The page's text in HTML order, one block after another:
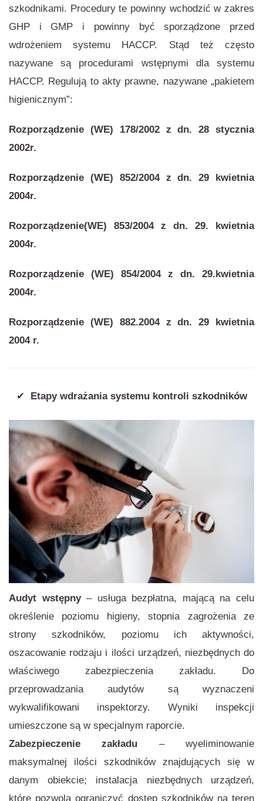
szkodnikami. Procedury te powinny wchodzić w zakres
GHP i GMP i powinny być sporządzone przed
wdrożeniem systemu HACCP. Stąd też często
nazywane są procedurami wstępnymi dla systemu
HACCP. Regulują to akty prawne, nazywane „pakietem
higienicznym”:
Rozporządzenie (WE) 178/2002 z dn. 28 stycznia
2002r.
Rozporządzenie (WE) 852/2004 z dn. 29 kwietnia
2004r.
Rozporządzenie(WE) 853/2004 z dn. 29. kwietnia
2004r.
Rozporządzenie (WE) 854/2004 z dn. 29.kwietnia
2004r.
Rozporządzenie (WE) 882.2004 z dn. 29 kwietnia
2004 r.
✔ Etapy wdrażania systemu kontroli szkodników
Audyt wstępny– usługa bezpłatna, mającą na celu
określenie poziomu higieny, stopnia zagrożenia ze
strony szkodników, poziomu ich aktywności,
oszacowanie rodzaju i ilości urządzeń, niezbędnych do
właściwego zabezpieczenia zakładu. Do
przeprowadzania audytów są wyznaczeni
wykwalifikowani inspektorzy. Wyniki inspekcji
umieszczone są w specjalnym raporcie.
Zabezpieczenie zakładu – wyeliminowanie
maksymalnej ilości szkodników znajdujących się w
danym obiekcie; instalacja niezbędnych urządzeń,
które pozwolą ograniczyć dostęp szkodników na teren